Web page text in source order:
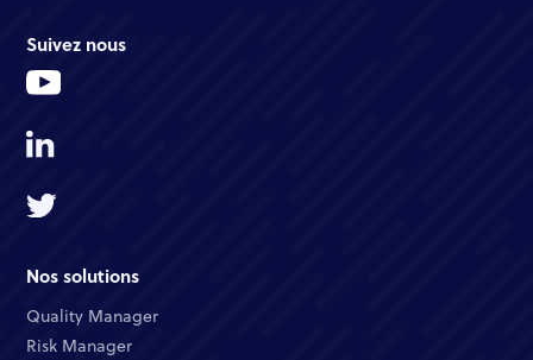
Suivez nous
Nos solutions
Quality Manager​
Risk Manager​